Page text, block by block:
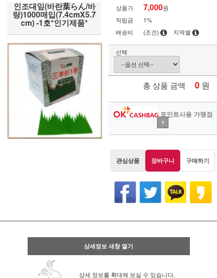
인조대잎(바란葉らん/바
랑)1000매입(7.4cmX5.7
cm) -1호*인기제품*
상품가 7,000원
적립금
1%
배송비
(조건) 지역별
선택
총 상품 금액 0 원
포인트사용 가맹점
?
관심상품 장바구니 구매하기
상세정보 새창 열기
상세 정보를 확대해 보실 수 있습니다.